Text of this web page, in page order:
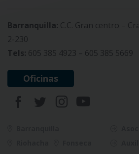
Barranquilla: C.C. Gran centro –
2-230
Tels: 605 385 4923 – 605 385 5669
Oficinas